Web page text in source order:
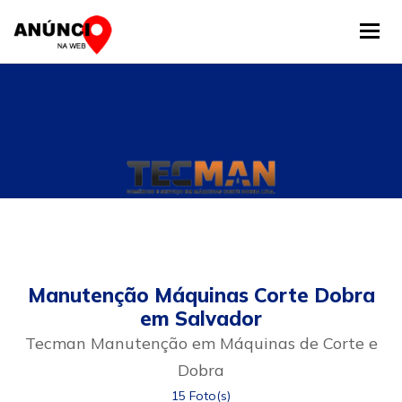
Manutenção Máquinas Corte Dobra
em Salvador
Tecman Manutenção em Máquinas de Corte e
Dobra
15 Foto(s)